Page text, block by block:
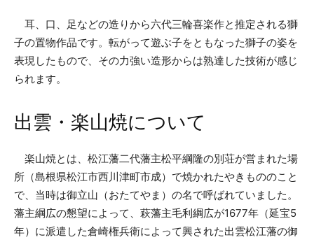
耳、口、足などの造りから六代三輪喜楽作と推定される獅
子の置物作品です。転がって遊ぶ子をともなった獅子の姿を
表現したもので、その力強い造形からは熟達した技術が感じ
られます。
出雲・楽山焼について
楽山焼とは、松江藩二代藩主松平綱隆の別荘が営まれた場
所（島根県松江市西川津町市成）で焼かれたやきもののこと
で、当時は御立山（おたてやま）の名で呼ばれていました。
藩主綱広の懇望によって、萩藩主毛利綱広が1677年（延宝5
年）に派遣した倉崎権兵衛によって興された出雲松江藩の御